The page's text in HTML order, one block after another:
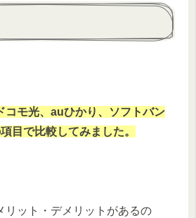
ドコモ光、auひかり、ソフトバン
目で比較してみました。
リット・デメリットがあるの